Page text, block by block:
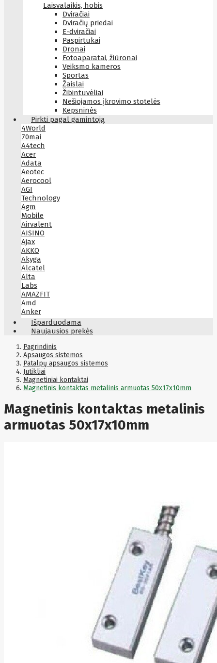
Laisvalaikis, hobis
Dviračiai
Dviračių priedai
E-dviračiai
Paspirtukai
Dronai
Fotoaparatai, žiūronai
Veiksmo kameros
Sportas
Žaislai
Žibintuvėliai
Nešiojamos įkrovimo stotelės
Kepsninės
Pirkti pagal gamintoją
4World
70mai
A4tech
Acer
Adata
Aeotec
Aerocool
AGI
Technology
Agm
Mobile
Airvalent
AISINO
Ajax
AKKO
Akyga
Alcatel
Alta
Labs
AMAZFIT
Amd
Anker
Antec
Aoc
Apc
Apollo
Apple
Aqara
Arctic
Armac
ASM
Asrock
Assmann
Išparduodama
Naujausios prekės
Pagrindinis
Apsaugos sistemos
Patalpų apsaugos sistemos
Jutikliai
Magnetiniai kontaktai
Magnetinis kontaktas metalinis armuotas 50x17x10mm
Magnetinis kontaktas metalinis
armuotas 50x17x10mm